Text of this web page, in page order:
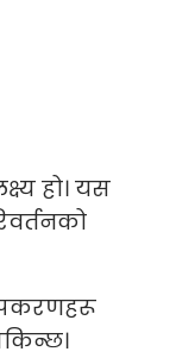
हो। यस